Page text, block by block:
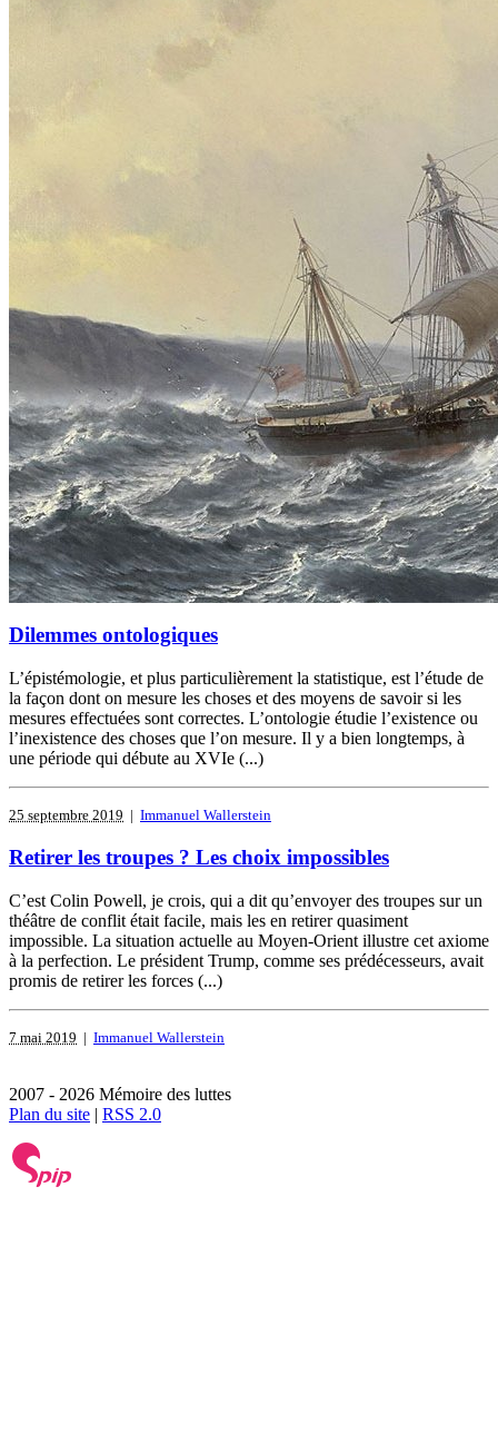
Dilemmes ontologiques
L’épistémologie, et plus particulièrement la statistique, est l’étude de
la façon dont on mesure les choses et des moyens de savoir si les
mesures effectuées sont correctes. L’ontologie étudie l’existence ou
l’inexistence des choses que l’on mesure. Il y a bien longtemps, à
une période qui débute au XVIe (...)
25 septembre 2019 | Immanuel Wallerstein
Retirer les troupes ? Les choix impossibles
C’est Colin Powell, je crois, qui a dit qu’envoyer des troupes sur un
théâtre de conflit était facile, mais les en retirer quasiment
impossible. La situation actuelle au Moyen-Orient illustre cet axiome
à la perfection. Le président Trump, comme ses prédécesseurs, avait
promis de retirer les forces (...)
7 mai 2019 | Immanuel Wallerstein
2007 - 2026 Mémoire des luttes
Plan du site | RSS 2.0